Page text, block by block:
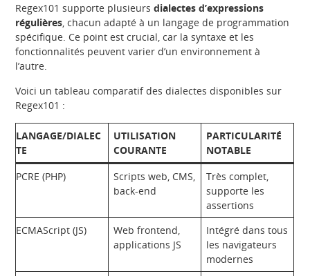
Regex101 supporte plusieursdialectes d’expressions
régulières , chacun adapté à un langage de programmation
spécifique. Ce point est crucial, car la syntaxe et les
fonctionnalités peuvent varier d’un environnement à
l’autre.
Voici un tableau comparatif des dialectes disponibles sur
Regex101 :
LANGAGE/DIALEC
TE
UTILISATION
COURANTE
PARTICULARITÉ
NOTABLE
PCRE (PHP)
Scripts web, CMS,
back-end
Très complet,
supporte les
assertions
ECMAScript (JS)
Web frontend,
applications JS
Intégré dans tous
les navigateurs
modernes